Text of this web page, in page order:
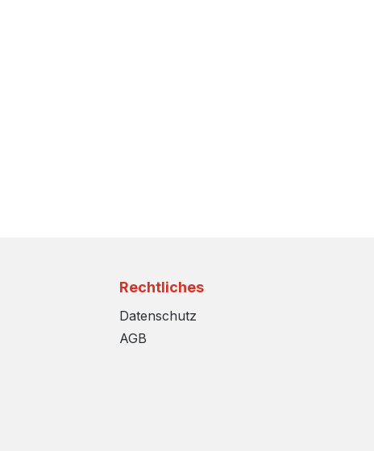
Rechtliches
Datenschutz
AGB